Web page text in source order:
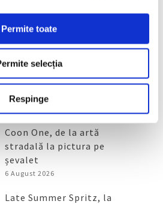
Permite toate
selecția
Respinge
Coon One, de la artă
stradală la pictura pe
șevalet
6 August 2026
Late Summer Spritz, la